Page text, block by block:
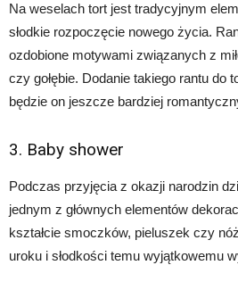
Na weselach tort jest tradycyjnym
słodkie rozpoczęcie nowego życia.
ozdobione motywami związanych z
czy gołębie. Dodanie takiego rantu do
będzie on jeszcze bardziej
3. Baby shower
Podczas przyjęcia z okazji narodzin
jednym z głównych elementów
kształcie smoczków, pieluszek czy
uroku i słodkości temu wyjątkowemu